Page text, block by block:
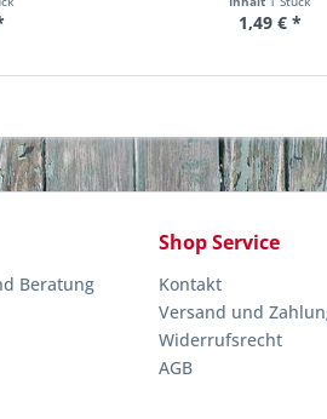
1,49 € *
Beratung
Shop Service
Kontakt
Versand und
Widerrufsrecht
AGB